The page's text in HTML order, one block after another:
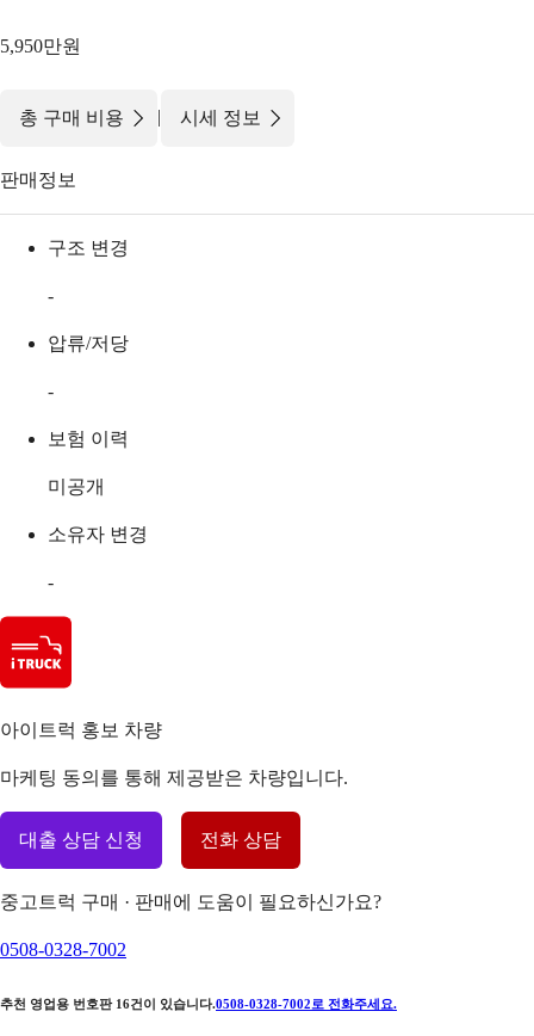
5,950만원
총 구매 비용 | 시세 정보
판매정보
구조 변경
-
압류/저당
-
보험 이력
미공개
소유자 변경
-
아이트럭 홍보 차량
마케팅 동의를 통해 제공받은 차량입니다.
대출 상담 신청 전화 상담
중고트럭 구매 · 판매에 도움이 필요하신가요?
0508-0328-7002
추천 영업용 번호판 16건이 있습니다.0508-0328-7002 로 전화주세요.